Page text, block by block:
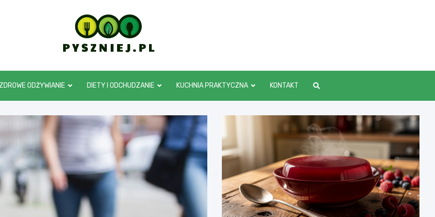
pyszniej.pl
ZDROWE ODŻYWIANIE DIETY I ODCHUDZANIE KUCHNIA PRAKTYCZNA KONTAKT